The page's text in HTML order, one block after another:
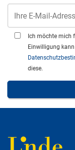
Ich möchte mich
Einwilligung
diese.